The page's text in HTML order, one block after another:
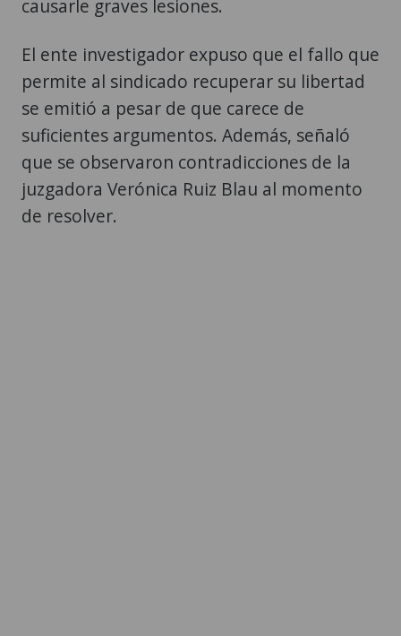
causarle graves lesiones.
El ente investigador expuso que el fallo que
permite al sindicado recuperar su libertad
se emitió a pesar de que carece de
suficientes argumentos. Además, señaló
que se observaron contradicciones de la
juzgadora Verónica Ruiz Blau al momento
de resolver.